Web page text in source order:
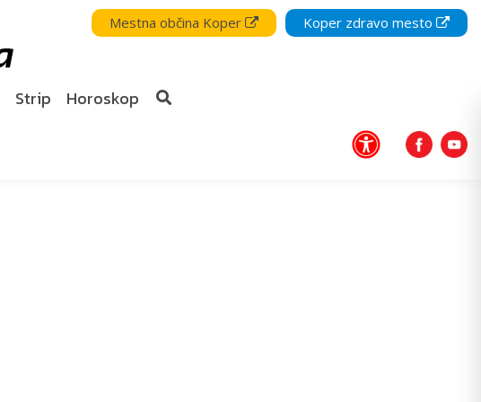
Mestna občina Koper Koper zdravo mesto
Strip Horoskop